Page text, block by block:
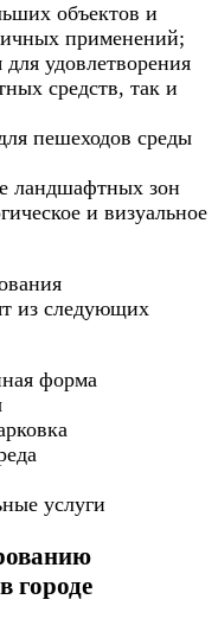
объектов и
применений;
удовлетворения
средств, так и
пешеходов среды
ландшафтных зон
и визуальное
из следующих
форма
услуги
городе